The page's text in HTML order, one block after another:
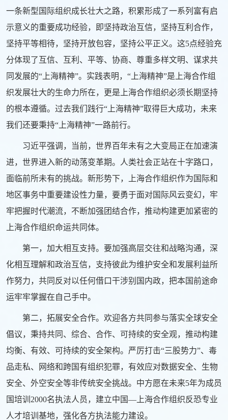
一条新型国际组织成长壮大之路，积累形成了一系列富有启
示意义的重要成功经验，即坚持政治互信，坚持互利合作，
坚持平等相待，坚持开放包容，坚持公平正义。这5点经验充
分体现了互信、互利、平等、协商、尊重多样文明、谋求共
同发展的“上海精神”。实践表明，“上海精神”是上海合作组
织发展壮大的生命力所在，更是上海合作组织必须长期坚持
的根本遵循。过去我们践行“上海精神”取得巨大成功，未来
我们还要秉持“上海精神”一路前行。
习近平强调，当前，世界百年未有之大变局正在加速演
进，世界进入新的动荡变革期。人类社会正站在十字路口，
面临前所未有的挑战。新形势下，上海合作组织作为国际和
地区事务中重要建设性力量，要勇于面对国际风云变幻，牢
牢把握时代潮流，不断加强团结合作，推动构建更加紧密的
上海合作组织命运共同体。
第一，加大相互支持。要加强高层交往和战略沟通，深
化相互理解和政治互信，支持彼此为维护安全和发展利益所
作努力，共同反对以任何借口干涉别国内政，把本国前途命
运牢牢掌握在自己手中。
第二，拓展安全合作。欢迎各方共同参与落实全球安全
倡议，秉持共同、综合、合作、可持续的安全观，推动构建
均衡、有效、可持续的安全架构。严厉打击“三股势力”、毒
品走私、网络和跨国有组织犯罪，有效应对数据安全、生物
安全、外空安全等非传统安全挑战。中方愿在未来5年为成员
国培训2000名执法人员，建立中国—上海合作组织反恐专业
人才培训基地，强化各方执法能力建设。